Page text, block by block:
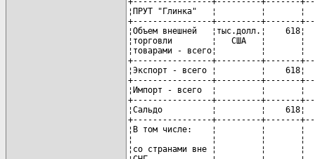
¦ПРУТ "Глинка"   ¦         ¦
+----------------+---------+-------
¦Объем внешней   ¦тыс.долл.¦
¦торговли        ¦   США   ¦
¦товарами - всего¦         ¦
+----------------+---------+-------
¦Экспорт - всего ¦         ¦    618¦
+----------------+---------+-------
¦Импорт - всего  ¦         ¦
+----------------+---------+-------
¦Сальдо          ¦         ¦    618¦
+----------------+---------+-------
¦В том числе:    ¦         ¦
¦                ¦         ¦       ¦
¦со странами вне ¦         ¦